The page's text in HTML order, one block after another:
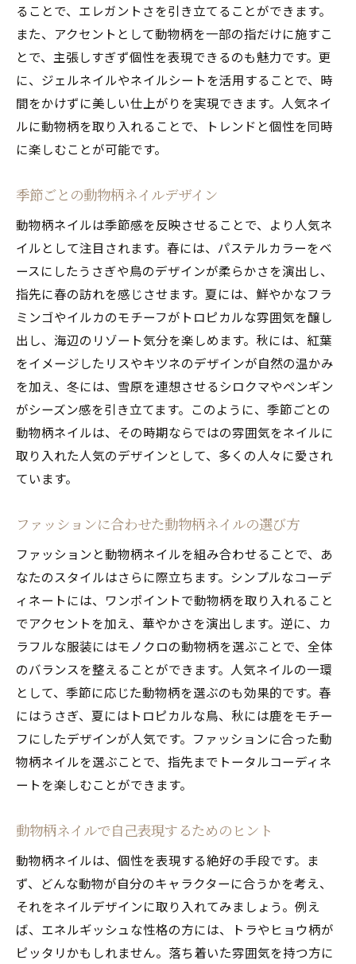
猫柄ネイルとファッションのコーディネー
ト
猫好き必見！猫柄ネイルの魅力
猫モチーフで指先に遊び心をプラス
シンプルからポップまで人気ネイルで個性を発
揮
ポップなアレンジで楽しむ動物柄ネイル
個性を引き出すための動物柄ネイル選び
シーンに合わせた動物柄ネイルのデザイン
シンプルネイルに動物柄をプラスする方法
個性派におすすめの動物柄ネイルアート
動物柄ネイルの魅力を探る！人気ネイルでセン
スを光らせる
動物柄ネイルが人気を集める理由
センスを光らせる動物柄ネイルの選び方
動物柄ネイルで表現するスタイリッシュさ
人気ネイルで動物柄を活かすテクニック
ネイルサロンで広がる動物柄ネイルの無限の可
能性
サロンで体験する動物柄ネイルの魅力
プロが教える動物柄ネイルのデザイン術
サロンで人気の動物柄ネイルの種類
動物柄ネイルでサロンのオリジナリティを
発揮
ネイリストおすすめの動物柄ネイルデザイ
ン
サロンでの動物柄ネイルのオーダー方法
ることで、エレガントさを引き立てることができます。
また、アクセントとして動物柄を一部の指だけに施すこ
とで、主張しすぎず個性を表現できるのも魅力です。更
に、ジェルネイルやネイルシートを活用することで、時
間をかけずに美しい仕上がりを実現できます。人気ネイ
ルに動物柄を取り入れることで、トレンドと個性を同時
に楽しむことが可能です。
季節ごとの動物柄ネイルデザイン
動物柄ネイルは季節感を反映させることで、より人気ネ
イルとして注目されます。春には、パステルカラーをベ
ースにしたうさぎや鳥のデザインが柔らかさを演出し、
指先に春の訪れを感じさせます。夏には、鮮やかなフラ
ミンゴやイルカのモチーフがトロピカルな雰囲気を醸し
出し、海辺のリゾート気分を楽しめます。秋には、紅葉
をイメージしたリスやキツネのデザインが自然の温かみ
を加え、冬には、雪原を連想させるシロクマやペンギン
がシーズン感を引き立てます。このように、季節ごとの
動物柄ネイルは、その時期ならではの雰囲気をネイルに
取り入れた人気のデザインとして、多くの人々に愛され
ています。
ファッションに合わせた動物柄ネイルの選び方
ファッションと動物柄ネイルを組み合わせることで、あ
なたのスタイルはさらに際立ちます。シンプルなコーデ
ィネートには、ワンポイントで動物柄を取り入れること
でアクセントを加え、華やかさを演出します。逆に、カ
ラフルな服装にはモノクロの動物柄を選ぶことで、全体
のバランスを整えることができます。人気ネイルの一環
として、季節に応じた動物柄を選ぶのも効果的です。春
にはうさぎ、夏にはトロピカルな鳥、秋には鹿をモチー
フにしたデザインが人気です。ファッションに合った動
物柄ネイルを選ぶことで、指先までトータルコーディネ
ートを楽しむことができます。
動物柄ネイルで自己表現するためのヒント
動物柄ネイルは、個性を表現する絶好の手段です。ま
ず、どんな動物が自分のキャラクターに合うかを考え、
それをネイルデザインに取り入れてみましょう。例え
ば、エネルギッシュな性格の方には、トラやヒョウ柄が
ピッタリかもしれません。落ち着いた雰囲気を持つ方に